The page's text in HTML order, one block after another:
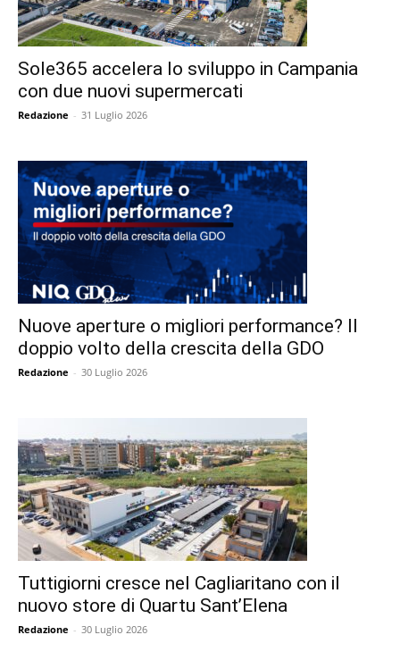
Sole365 accelera lo sviluppo in Campania
con due nuovi supermercati
Redazione - 31 Luglio 2026
Nuove aperture o migliori performance? Il
doppio volto della crescita della GDO
Redazione - 30 Luglio 2026
Tuttigiorni cresce nel Cagliaritano con il
nuovo store di Quartu Sant’Elena
Redazione - 30 Luglio 2026